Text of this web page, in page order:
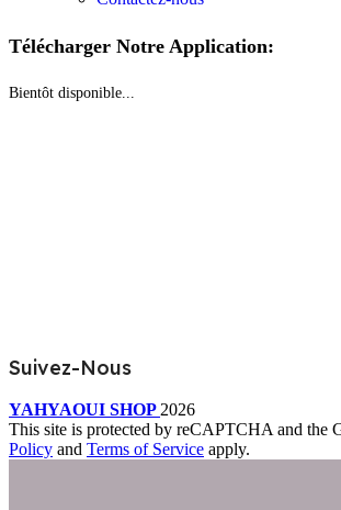
Télécharger Notre Application:
Bientôt disponible...
Suivez-Nous
YAHYAOUI SHOP 2026
This site is protected by reCAPTCHA and the
Policy and Terms of Service apply.